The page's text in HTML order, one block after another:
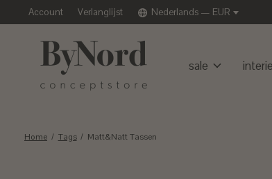
Account Verlanglijst Nederlands — EUR
sale
Home / Tags / Matt&Natt Tassen